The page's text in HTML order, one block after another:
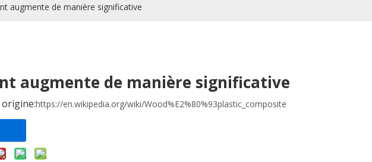
augmente de manière significative
augmente de manière significative
https://en.wikipedia.org/wiki/Wood%E2%80%93plastic_composite